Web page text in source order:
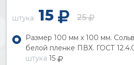
штука 15 25
Размер 100 мм х 100 мм.
белой пленке ПВХ. ГОСТ
штука 15